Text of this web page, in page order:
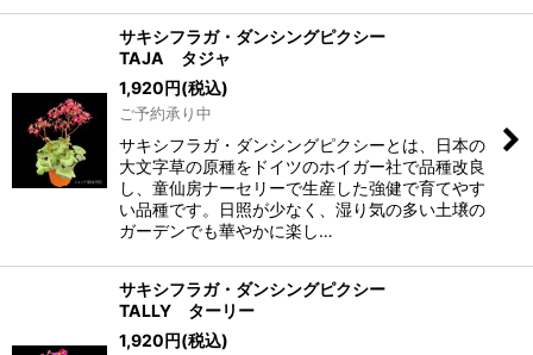
サキシフラガ・ダンシングピクシー
TAJA タジャ
1,920円(税込)
ご予約承り中
サキシフラガ・ダンシングピクシーとは、日本の
大文字草の原種をドイツのホイガー社で品種改良
し、童仙房ナーセリーで生産した強健で育てやす
い品種です。日照が少なく、湿り気の多い土壌の
ガーデンでも華やかに楽し…
サキシフラガ・ダンシングピクシー
TALLY ターリー
1,920円(税込)